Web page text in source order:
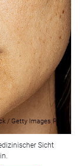
/ Getty Images Plus
Sicht